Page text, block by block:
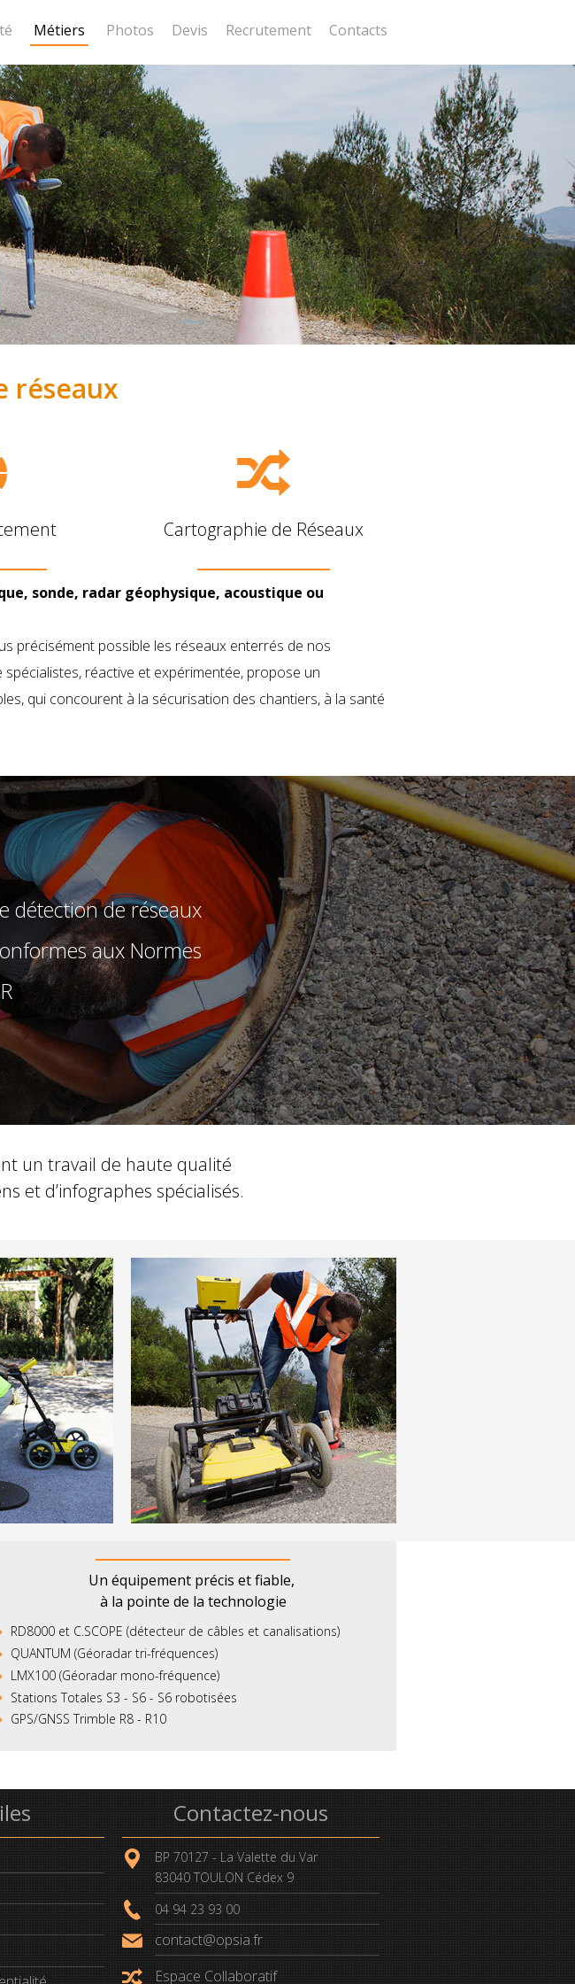
Métiers Photos Devis Recrutement Contacts
réseaux
Cartographie de Réseaux
sonde, radar géophysique, acoustique ou
précisément possible les réseaux enterrés de nos
réactive et expérimentée, propose un
qui concourent à la sécurisation des chantiers, à la santé
détection de réseaux
aux Normes
un travail de haute qualité
et d’infographes spécialisés.
Un équipement précis et fiable,
à la pointe de la technologie
RD8000 et C.SCOPE (détecteur de câbles et canalisations)
QUANTUM (Géoradar tri-fréquences)
LMX100 (Géoradar mono-fréquence)
Stations Totales S3 - S6 - S6 robotisées
GPS/GNSS Trimble R8 - R10
Contactez-nous
BP 70127 - La Valette du Var
83040 TOULON Cédex 9
04 94 23 93 00
contact@opsia.fr
Espace Collaboratif